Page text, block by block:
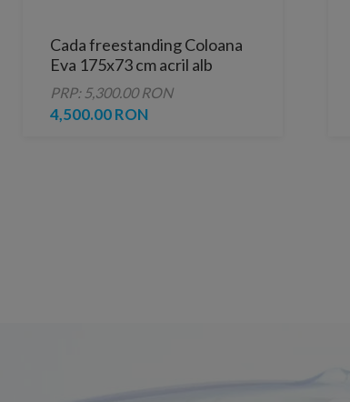
Cada freestanding Coloana
Eva 175x73 cm acril alb
PRP: 5,300.00 RON
4,500.00 RON